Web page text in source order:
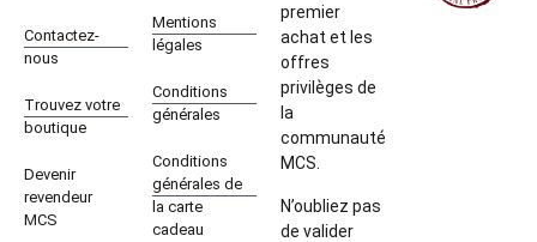
Contactez-
nous
Trouvez votre
boutique
Devenir
revendeur
MCS
Mentions
légales
Conditions
générales
Conditions
générales de
la carte
cadeau
premier
achat et les
offres
privilèges de
la
communauté
MCS.
N’oubliez pas
de valider